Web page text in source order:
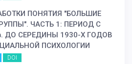
ПОНЯТИЯ "БОЛЬШИЕ
ЧАСТЬ 1: ПЕРИОД С
ДО СЕРЕДИНЫ 1930-Х ГОДОВ
ПСИХОЛОГИИ
DOI